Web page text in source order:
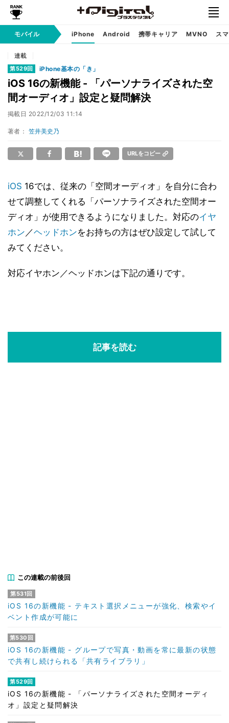
モバイル iPhone Android 携帯キャリア MVNO ス
連載
第529回 iPhone基本の「き」
iOS 16の新機能 - 「パーソナライズされた空
間オーディオ」設定と疑問解決
掲載日 2022/12/03 11:14
著者： 笠井美史乃
URLをコピー
iOS 16では、従来の「空間オーディオ」を自分に合わ
せて調整してくれる「パーソナライズされた空間オー
ディオ」が使用できるようになりました。対応のイヤ
ホン ／ヘッドホンをお持ちの方はぜひ設定して試して
みてください。
対応イヤホン／ヘッドホンは下記の通りです。
記事を読む
この連載の前後回
第531回
iOS 16の新機能 - テキスト選択メニューが強化、検索やイ
ベント作成が可能に
第530回
iOS 16の新機能 - グループで写真・動画を常に最新の状態
で共有し続けられる「共有ライブラリ」
第529回
iOS 16の新機能 - 「パーソナライズされた空間オーディ
オ」設定と疑問解決